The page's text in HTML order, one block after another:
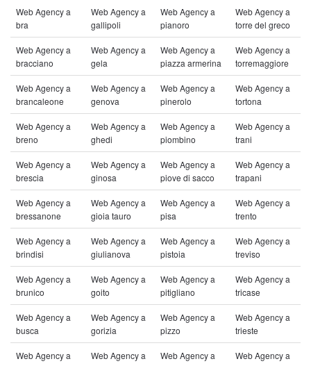
Web Agency a
bra
Web Agency a
gallipoli
Web Agency a
pianoro
Web Agency a
torre del greco
Web Agency a
bracciano
Web Agency a
gela
Web Agency a
piazza armerina
Web Agency a
torremaggiore
Web Agency a
brancaleone
Web Agency a
genova
Web Agency a
pinerolo
Web Agency a
tortona
Web Agency a
breno
Web Agency a
ghedi
Web Agency a
piombino
Web Agency a
trani
Web Agency a
brescia
Web Agency a
ginosa
Web Agency a
piove di sacco
Web Agency a
trapani
Web Agency a
bressanone
Web Agency a
gioia tauro
Web Agency a
pisa
Web Agency a
trento
Web Agency a
brindisi
Web Agency a
giulianova
Web Agency a
pistoia
Web Agency a
treviso
Web Agency a
brunico
Web Agency a
goito
Web Agency a
pitigliano
Web Agency a
tricase
Web Agency a
busca
Web Agency a
gorizia
Web Agency a
pizzo
Web Agency a
trieste
Web Agency a
Web Agency a
Web Agency a
Web Agency a